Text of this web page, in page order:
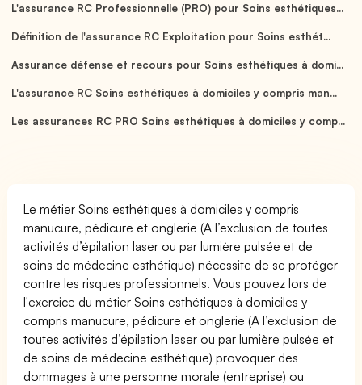
L'assurance RC Professionnelle (PRO) pour Soins esthétiques...
Définition de l'assurance RC Exploitation pour Soins esthét...
Assurance défense et recours pour Soins esthétiques à domi...
L'assurance RC Soins esthétiques à domiciles y compris man...
Les assurances RC PRO Soins esthétiques à domiciles y comp...
Le métier Soins esthétiques à domiciles y compris
manucure, pédicure et onglerie (A l’exclusion de toutes
activités d’épilation laser ou par lumière pulsée et de
soins de médecine esthétique) nécessite de se protéger
contre les risques professionnels. Vous pouvez lors de
l'exercice du métier Soins esthétiques à domiciles y
compris manucure, pédicure et onglerie (A l’exclusion de
toutes activités d’épilation laser ou par lumière pulsée et
de soins de médecine esthétique) provoquer des
dommages à une personne morale (entreprise) ou